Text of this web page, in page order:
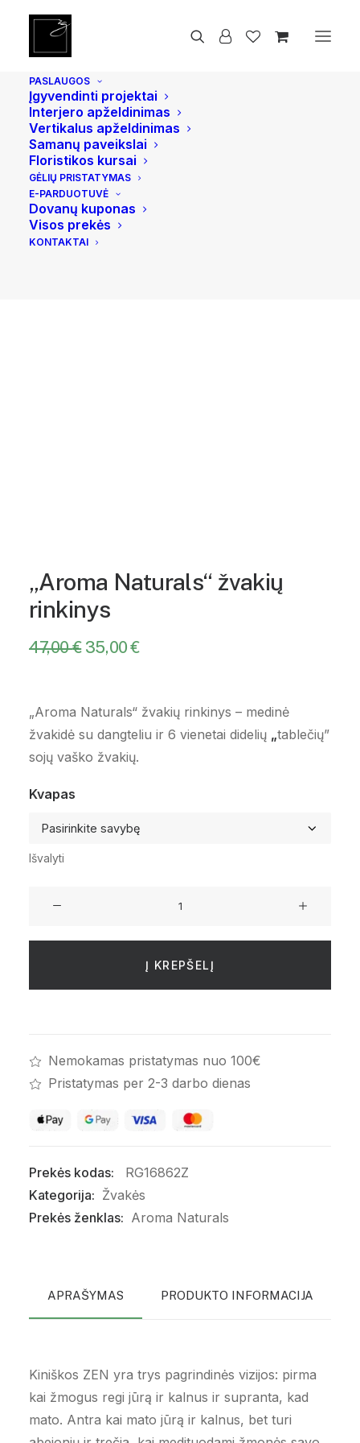
PASLAUGOS
Įgyvendinti projektai
Interjero apželdinimas
Vertikalus apželdinimas
Samanų paveikslai
Floristikos kursai
GĖLIŲ PRISTATYMAS
E-PARDUOTUVĖ
Dovanų kuponas
Visos prekės
KONTAKTAI
Pradžia „Aroma Naturals“ žvakių rinkinys
AKCIJA!
„Aroma Naturals“ žvakių
rinkinys
47,00€ Original
47,00 €.
35,00€
35,00 €.
„Aroma Naturals“ žvakių rinkinys – medinė
žvakidė su dangteliu ir 6 vienetai didelių „tablečių”
sojų vaško žvakių.
Kvapas
Išvalyti
„Aroma
žvakių
Į KREPŠELĮ
Nemokamas pristatymas nuo 100€
Pristatymas per 2-3 darbo dienas
Prekės kodas:
RG16862Z
Kategorija: Žvakės
Prekės ženklas: Aroma Naturals
APRAŠYMAS PRODUKTO INFORMACIJA
Kiniškos ZEN yra trys pagrindinės vizijos: pirma
kai žmogus regi jūrą ir kalnus ir supranta, kad
mato. Antra kai mato jūrą ir kalnus, bet turi